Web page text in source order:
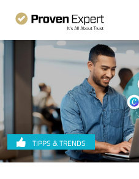
TIPPS & TRENDS